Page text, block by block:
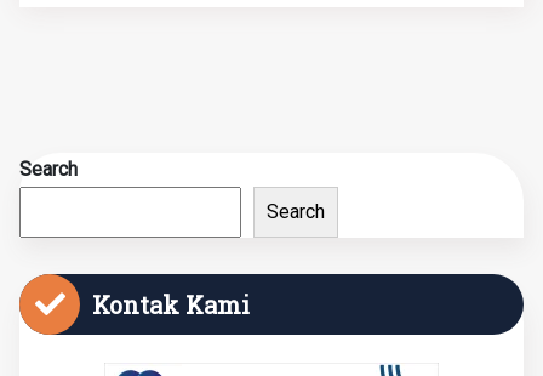
Search
Search
Kontak Kami